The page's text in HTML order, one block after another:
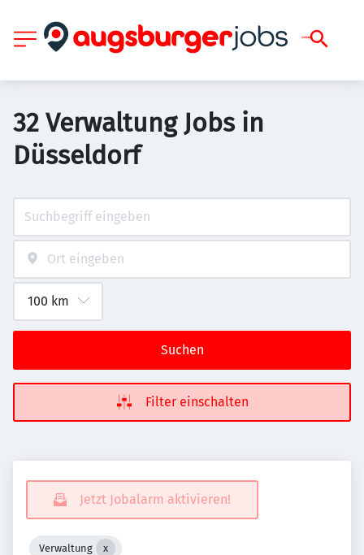
32 Verwaltung Jobs in
Düsseldorf
Suchen
Filter einschalten
Jetzt Jobalarm aktivieren!
Verwaltung